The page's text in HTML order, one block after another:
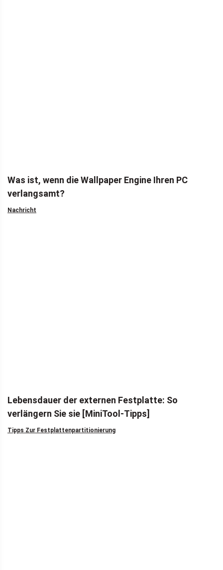
Was ist, wenn die Wallpaper Engine Ihren PC
verlangsamt?
Nachricht
Lebensdauer der externen Festplatte: So
verlängern Sie sie [MiniTool-Tipps]
Tipps Zur Festplattenpartitionierung